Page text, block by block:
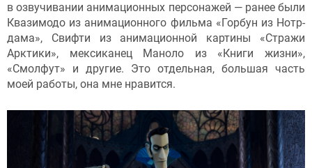
в озвучивании анимационных персонажей — ранее были
Квазимодо из анимационного фильма «Горбун из Нотр-
дама», Свифти из анимационной картины «Стражи
Арктики», мексиканец Маноло из «Книги жизни»,
«Смолфут» и другие. Это отдельная, большая часть
моей работы, она мне нравится.